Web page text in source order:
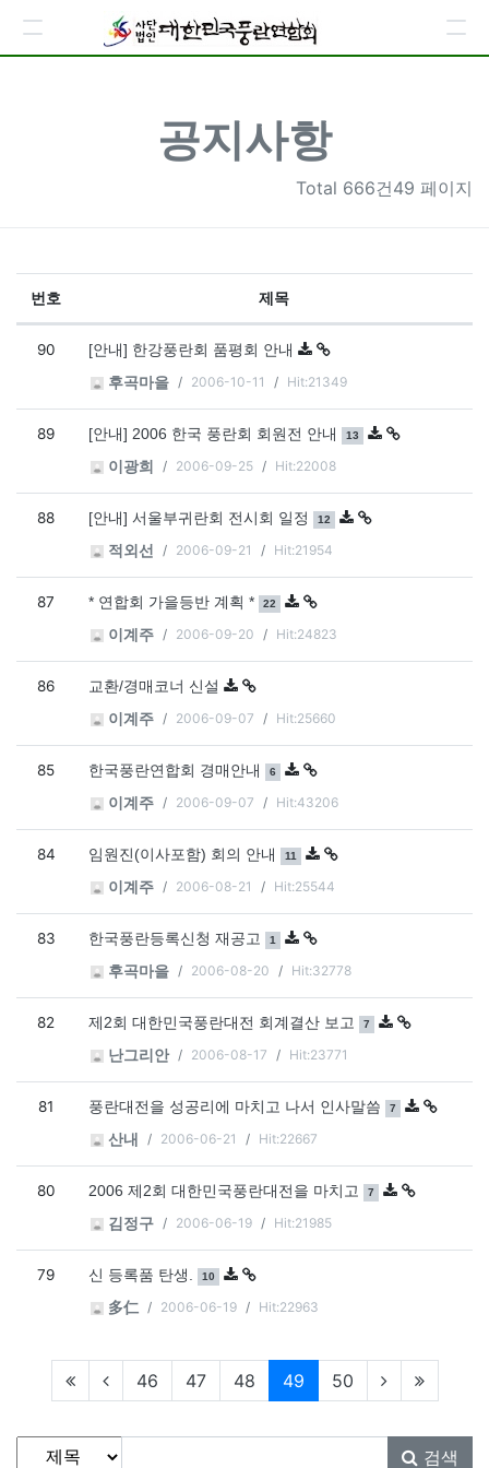
공지사항
Total 666건49 페이지
번호 제목
90
[안내] 한강풍란회 품평회 안내
후곡마을
2006-10-11 Hit:21349
89 [안내] 2006 한국 풍란회 회원전 안내 댓글
13 개
이광희 2006-09-25 Hit:22008
88 [안내] 서울부귀란회 전시회 일정 댓글
12 개
적외선 2006-09-21 Hit:21954
87 * 연합회 가을등반 계획 * 댓글
22 개
이계주 2006-09-20 Hit:24823
86
교환/경매코너 신설
이계주
2006-09-07 Hit:25660
85 한국풍란연합회 경매안내 댓글
6 개
이계주 2006-09-07 Hit:43206
84 임원진(이사포함) 회의 안내 댓글
11 개
이계주 2006-08-21 Hit:25544
83 한국풍란등록신청 재공고 댓글
1 개
후곡마을 2006-08-20 Hit:32778
82 제2회 대한민국풍란대전 회계결산 보고 댓글
7 개
난그리안 2006-08-17 Hit:23771
81 풍란대전을 성공리에 마치고 나서 인사말씀 댓글
7 개
산내 2006-06-21 Hit:22667
80 2006 제2회 대한민국풍란대전을 마치고 댓글
7 개
김정구 2006-06-19 Hit:21985
79 신 등록품 탄생. 댓글
10 개
多仁 2006-06-19 Hit:22963
46 47 48 49현재페이지
50
게시물 검색
검색대상
검색어필수 검색